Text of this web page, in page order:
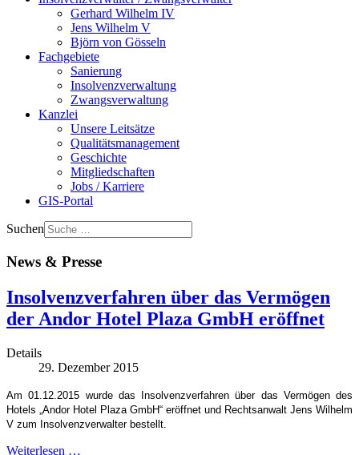
Gerhard Wilhelm IV
Jens Wilhelm V
Björn von Gösseln
Fachgebiete
Sanierung
Insolvenzverwaltung
Zwangsverwaltung
Kanzlei
Unsere Leitsätze
Qualitätsmanagement
Geschichte
Mitgliedschaften
Jobs / Karriere
GIS-Portal
Suchen
News & Presse
Insolvenzverfahren über das Vermögen
der Andor Hotel Plaza GmbH eröffnet
Details
29. Dezember 2015
Am 01.12.2015 wurde das Insolvenzverfahren über das Vermögen des
Hotels „Andor Hotel Plaza GmbH“ eröffnet und Rechtsanwalt Jens Wilhelm
V zum Insolvenzverwalter bestellt.
Weiterlesen …